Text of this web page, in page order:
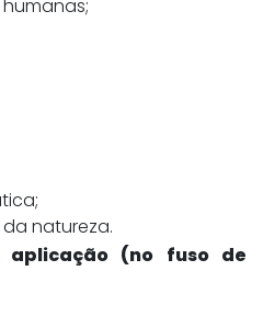
natureza.
(no fuso de